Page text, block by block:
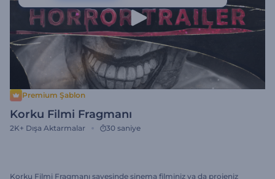
Premium Şablon
Korku Filmi Fragmanı
2K+ Dışa Aktarmalar 30 saniye
Korku Filmi Fragmanı sayesinde sinema filminiz ya da projeniz